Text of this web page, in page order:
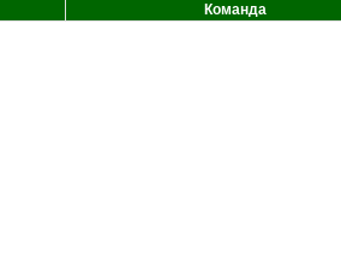
Команда